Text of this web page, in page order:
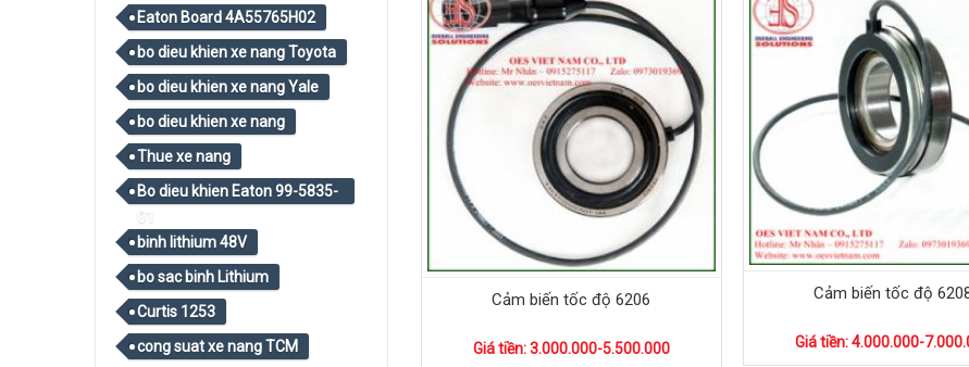
Cảm biến tốc độ 6206
Giá tiền: 3.000.000-5.500.000
Cảm biến tốc độ
Giá tiền: 4.000.000-
Eaton Board 4A55765H02
bo dieu khien xe nang Toyota
bo dieu khien xe nang Yale
bo dieu khien xe nang
Thue xe nang
Bo dieu khien Eaton 99-5835-
01
binh lithium 48V
bo sac binh Lithium
Curtis 1253
cong suat xe nang TCM